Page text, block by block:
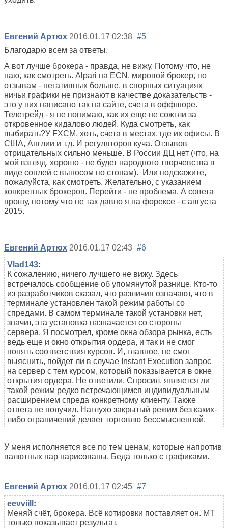
Евгений Артюх 2016.01.17 02:38 #5
Благодарю всем за ответы.
А вот лучше брокера - правда, не вижу. Потому что, не
наю, как смотреть. Alpari на ECN, мировой брокер, по
отзывам - негативных больше, в спорных ситуациях
ничьи графики не признают в качестве доказательств -
это у них написано так на сайте, счета в оффшоре.
Телетрейд - я не понимаю, как их еще не сожгли за
откровенное кидалово людей. Куда смотреть, как
выбирать?У FXCM, хоть, счета в местах, где их офисы. В
США, Англии и т.д. И регуляторов куча. Отзывов
отрицательных сильно меньше. В России ДЦ нет (что, на
мой взгляд, хорошо - не будет народного творчевства в
виде соплей с выносом по стопам). Или подскажите,
пожалуйста, как смотреть. Желательно, с указанием
конкретных брокеров. Перейти - не проблема. А совета
прошу, потому что не так давно я на форексе - с августа
2015.
Евгений Артюх 2016.01.17 02:43 #6
Vlad143:
К сожалению, ничего лучшего не вижу. Здесь
встречалось сообщение об упомянутой разнице. Кто-то
из разработчиков сказал, что различия означают, что в
терминале установлен такой режим работы со
спредами. В самом терминале такой установки нет,
значит, эта установка назначается со стороны
сервера. Я посмотрел, кроме окна обзора рынка, есть
ведь еще и окно открытия ордера, и так и не смог
понять соответствия курсов. И, главное, не смог
выяснить, пойдет ли в случае Instant Execution запрос
на сервер с тем курсом, который показывается в окне
открытия ордера. Не ответили. Спросил, является ли
такой режим редко встречающимся индивидуальным
расширением спреда конкретному клиенту. Также
ответа не получил. Наглухо закрытый режим без каких-
либо ограничений делает торговлю бессмысленной.
У меня исполняется все по тем ценам, которые напротив
валютных пар нарисованы. Беда только с графиками.
Евгений Артюх 2016.01.17 02:45 #7
eevviill :
Меняй счёт, брокера. Всё котировки поставляет он. МТ
только показывает результат.